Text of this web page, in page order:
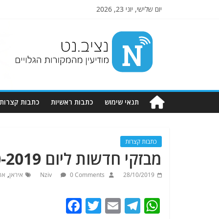
יום שלישי, יוני 23, 2026
Nziv.net
מודיעין
מהמקורות
תנאי שימוש כתבות ראשיות כתבות קצרות
כתבות קצרות
מבזקי חדשות ליום 28-10-2019. מתעדכן
28/10/2019
Nziv 0 Comments איראן,
W
T
E
T